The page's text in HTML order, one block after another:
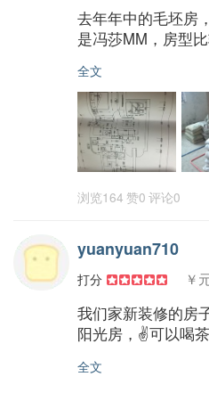
去年年中的毛坯房
是冯莎MM，房型
全文
浏览164 赞0 评论0
yuanyuan710
打分 ￥
我们家新装修的房
阳光房，✌️可以喝
全文